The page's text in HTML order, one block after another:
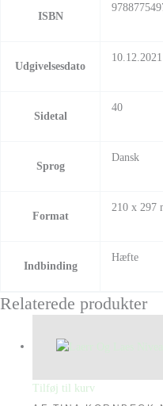
ISBN
Udgivelsesdato
10.12.2021
Sidetal
40
Sprog
Dansk
Format
210 x 297
Indbinding
Hæfte
Relaterede produkter
Tilføj til kurv